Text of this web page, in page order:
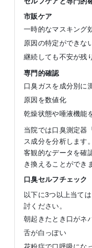
市販ケア
一時的なマスキング
原因の特定ができな
継続しても不安が残
専門的確認
口臭ガスを成分別に
原因を数値化
乾燥状態や唾液機能
当院では口臭測定器
ス成分を分析します。
客観的なデータを確
き換えることができ
口臭セルフチェック
以下に3つ以上当て
討ください。
朝起きたとき口がネ
舌が白っぽい
花粉症で口呼吸にな